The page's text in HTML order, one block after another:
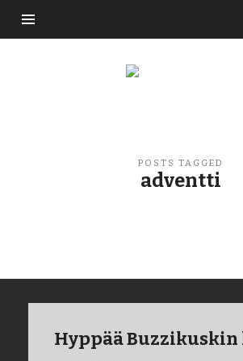
Buzzikuski
POSTS TAGGED
adventti
Hyppää